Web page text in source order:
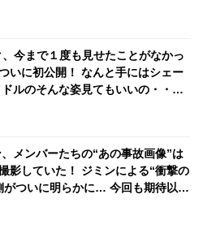
今まで１度も見せたことがなかっ
いに初公開！ なんと手にはシェー
ルのそんな姿見てもいいの・・？
メンバーたちの“あの事故画像”は
影していた！ ジミンによる“衝撃の
がついに明らかに… 今回も期待以上